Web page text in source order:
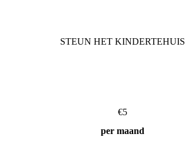
STEUN HET KINDERTEHUIS
€5
per maand